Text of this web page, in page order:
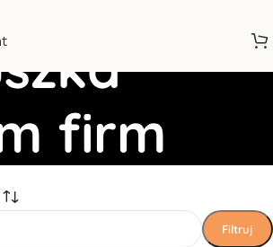
firm
Filtruj